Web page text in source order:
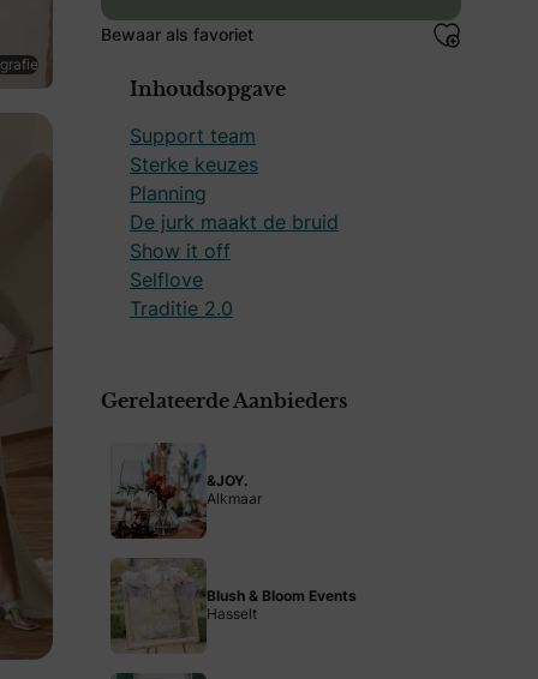
zelfverzekerde bruid en staat niets je
Bewaar als favoriet
Inhoudsopgave
Support team
Sterke keuzes
Planning
De jurk maakt de bruid
Show it off
Selflove
Traditie 2.0
Gerelateerde Aanbieders
&JOY.
Alkmaar
Blush & Bloom Events
Hasselt